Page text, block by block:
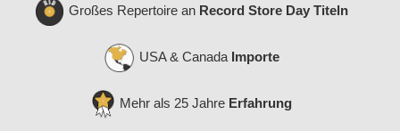
Großes Repertoire an Record Store Day Titeln
USA & Canada Importe
Mehr als 25 Jahre Erfahrung